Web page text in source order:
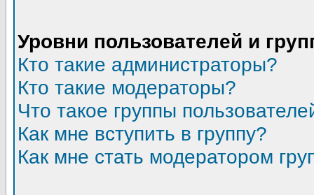
Уровни пользователей и
Кто такие администраторы?
Кто такие модераторы?
Что такое группы
Как мне вступить в группу?
Как мне стать модератором